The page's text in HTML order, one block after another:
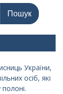
України,
осіб, які